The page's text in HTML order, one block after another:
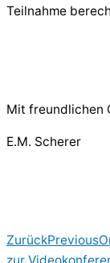
Teilnahme
Mit freundlichen
E.M. Scherer
ZurückPrevious
zur